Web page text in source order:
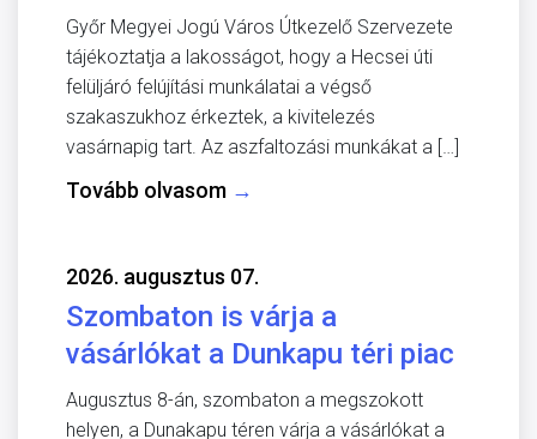
Győr Megyei Jogú Város Útkezelő Szervezete
tájékoztatja a lakosságot, hogy a Hecsei úti
felüljáró felújítási munkálatai a végső
szakaszukhoz érkeztek, a kivitelezés
vasárnapig tart. Az aszfaltozási munkákat a […]
Tovább olvasom →
2026. augusztus 07.
Szombaton is várja a
vásárlókat a Dunkapu téri piac
Augusztus 8-án, szombaton a megszokott
helyen, a Dunakapu téren várja a vásárlókat a